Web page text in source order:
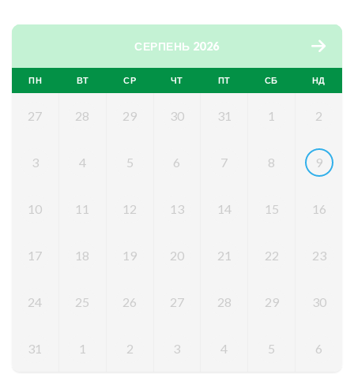
СЕРПЕНЬ 2026
ПН ВТ СР ЧТ ПТ СБ НД
27 28 29 30 31 1 2
3 4 5 6 7 8 9
10 11 12 13 14 15 16
17 18 19 20 21 22 23
24 25 26 27 28 29 30
31 1 2 3 4 5 6